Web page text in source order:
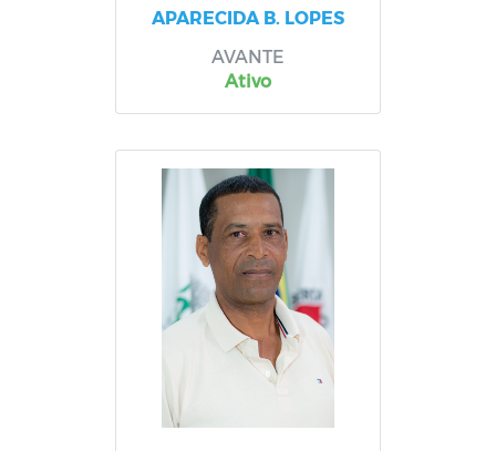
APARECIDA B. LOPES
AVANTE
Ativo